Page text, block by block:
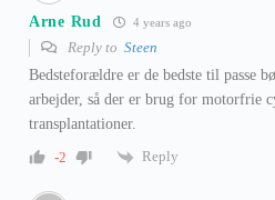
Arne Rud 4 years ago
Reply to Steen
Bedsteforældre er de bedste til passe
arbejder, så der er brug for motorfrie
transplantationer.
-2
Reply